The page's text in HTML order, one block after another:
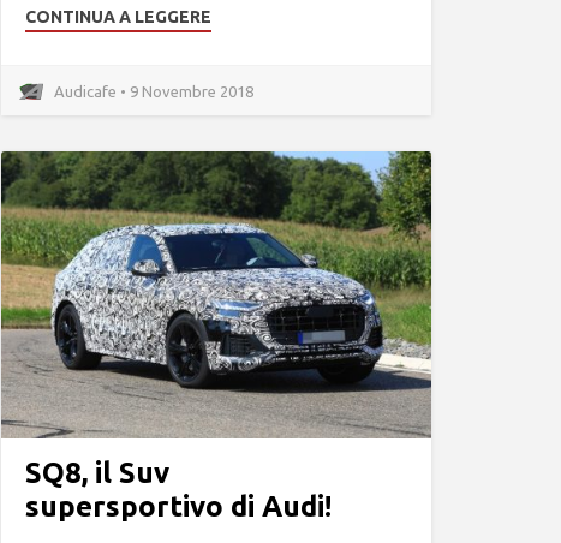
CONTINUA A LEGGERE
Audicafe • 9 Novembre 2018
SQ8, il Suv
supersportivo di Audi!